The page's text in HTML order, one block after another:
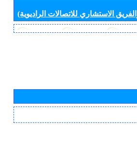
الاستشاري للاتصالات الراديوية)